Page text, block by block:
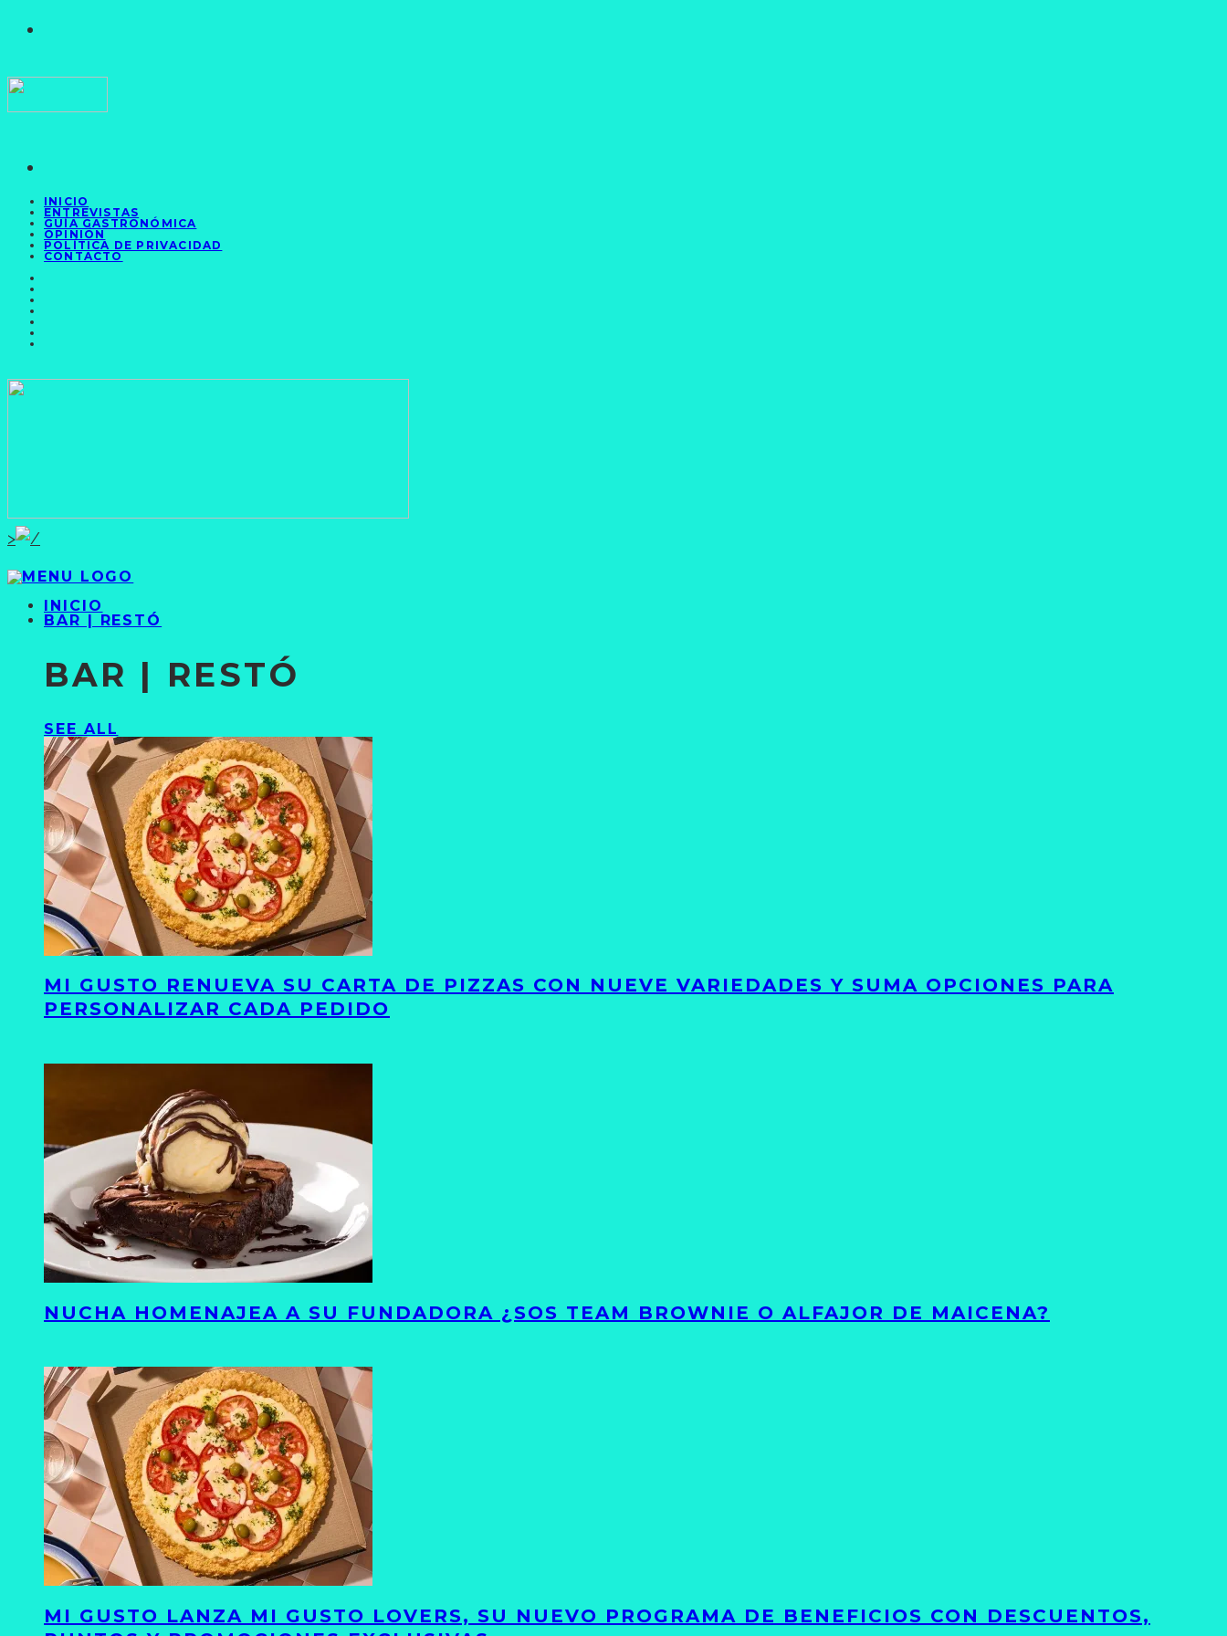
INICIO
ENTREVISTAS
GUÍA GASTRONÓMICA
OPINIÓN
POLÍTICA DE PRIVACIDAD
CONTACTO
>
INICIO
BAR | RESTÓ
BAR | RESTÓ
SEE ALL
MI GUSTO RENUEVA SU CARTA DE PIZZAS CON NUEVE VARIEDADES Y SUMA OPCIONES PARA
PERSONALIZAR CADA PEDIDO
NUCHA HOMENAJEA A SU FUNDADORA ¿SOS TEAM BROWNIE O ALFAJOR DE MAICENA?
MI GUSTO LANZA MI GUSTO LOVERS, SU NUEVO PROGRAMA DE BENEFICIOS CON DESCUENTOS,